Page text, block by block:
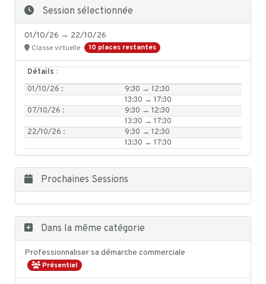
Session sélectionnée
01/10/26 → 22/10/26
Classe virtuelle 10 places restantes
Détails :
01/10/26 :
9:30 → 12:30
13:30 → 17:30
07/10/26 :
9:30 → 12:30
13:30 → 17:30
22/10/26 :
9:30 → 12:30
13:30 → 17:30
Prochaines Sessions
Dans la même catégorie
Professionnaliser sa démarche commerciale
Présentiel